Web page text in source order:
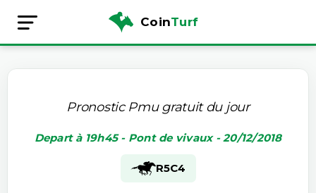
CoinTurf
Pronostic Pmu gratuit du jour
Depart à 19h45 - Pont de vivaux - 20/12/2018
R5C4